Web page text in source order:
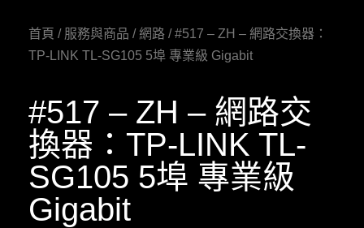
首頁 / 服務與商品 /網路 / #517 – ZH – 網路交換器：
TP-LINK TL-SG105 5埠 專業級 Gigabit
#517 – ZH – 網路交
換器：TP-LINK TL-
SG105 5埠 專業級
Gigabit